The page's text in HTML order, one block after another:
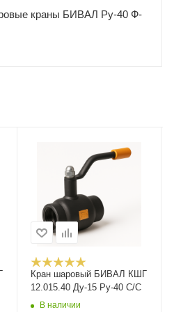
краны БИВАЛ Ру-40 Ф-
Кран шаровый БИВАЛ КШГ
12.015.40 Ду-15 Ру-40 С/С
В наличии